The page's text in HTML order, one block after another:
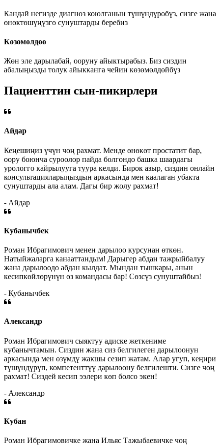
Кандай негизде диагноз коюлганын түшүндүрөбүз, сизге жана
өнөктөшүңүзгө сунуштарды беребиз
Көзөмөлдөө
Жөн эле дарылабай, ооруну айыктырабыз. Биз сиздин
абалыңызды толук айыкканга чейин көзөмөлдөйбүз
Пациенттин сын-пикирлери
Айдар
Кеңешиңиз үчүн чоң рахмат. Менде өнөкөт простатит бар,
оору боюнча суроолор пайда болгондо башка шаардагы
урологго кайрылууга туура келди. Бирок азыр, сиздин онлайн
консультацияларыңыздын аркасында мен каалаган убакта
сунуштарды ала алам. Дагы бир жолу рахмат!
- Айдар
Кубанычбек
Роман Ибрагимович менен дарылоо курсунан өткөн.
Натыйжаларга канааттандым! Дарыгер абдан тажрыйбалуу
жана дарылоодо абдан кылдат. Мындан тышкары, анын
кесипкөйлөрүнүн өз командасы бар! Сөзсүз сунуштайбыз!
- Кубанычбек
Александр
Роман Ибрагимович сыяктуу адиске жеткениме
кубанычтамын. Сиздин жана сиз белгилеген дарылоонун
аркасында мен өзүмдү жакшы сезип жатам. Алар угуп, кеңири
түшүндүрүп, компетенттүү дарылоону белгилешти. Сизге чоң
рахмат! Сиздей кесип ээлери көп болсо экен!
- Александр
Кубан
Роман Ибрагимовичке жана Ильяс Тажыбаевичке чоң